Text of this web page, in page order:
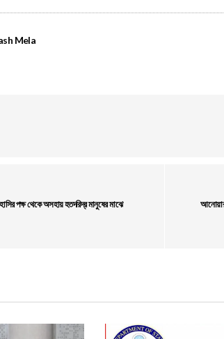
Mela
পক্ষ থেকে অসহায় হতদরিদ্র মানুষের মাঝে